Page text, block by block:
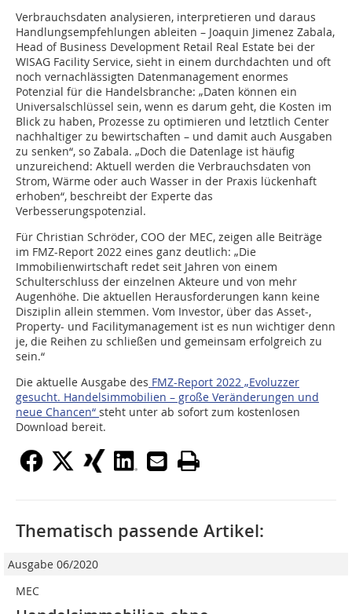
Verbrauchsdaten analysieren, interpretieren und daraus
Handlungsempfehlungen ableiten – Joaquin Jimenez Zabala,
Head of Business Development Retail Real Estate bei der
WISAG Facility Service, sieht in einem durchdachten und oft
noch vernachlässigten Datenmanagement enormes
Potenzial für die Handelsbranche: „Daten können ein
Universalschlüssel sein, wenn es darum geht, die Kosten im
Blick zu haben, Prozesse zu optimieren und letztlich Center
nachhaltiger zu bewirtschaften – und damit auch Ausgaben
zu senken“, so Zabala. „Doch die Datenlage ist häufig
unzureichend: Aktuell werden die Verbrauchsdaten von
Strom, Wärme oder auch Wasser in der Praxis lückenhaft
erhoben“, beschreibt der Experte das
Verbesserungspotenzial.
Für Christian Schröder, COO der MEC, zeigen alle Beiträge
im FMZ-Report 2022 eines ganz deutlich: „Die
Immobilienwirtschaft redet seit Jahren von einem
Schulterschluss der einzelnen Akteure und von mehr
Augenhöhe. Die aktuellen Herausforderungen kann keine
Disziplin allein stemmen. Vom Investor, über das Asset-,
Property- und Facilitymanagement ist es nun wichtiger denn
je, die Reihen zu schließen und gemeinsam erfolgreich zu
sein.“
Die aktuelle Ausgabe des FMZ-Report 2022 „Evoluzzer
gesucht. Handelsimmobilien – große Veränderungen und
neue Chancen“ steht unter ab sofort zum kostenlosen
Download bereit.
Thematisch passende Artikel:
Ausgabe 06/2020
MEC